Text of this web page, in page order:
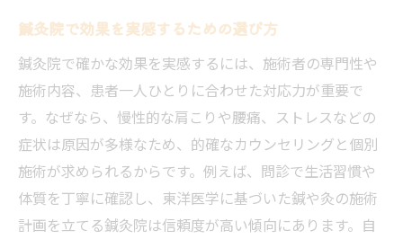
鍼灸院で効果を実感するための選び方
鍼灸院で確かな効果を実感するには、施術者の専門性や
施術内容、患者一人ひとりに合わせた対応力が重要で
す。なぜなら、慢性的な肩こりや腰痛、ストレスなどの
症状は原因が多様なため、的確なカウンセリングと個別
施術が求められるからです。例えば、問診で生活習慣や
体質を丁寧に確認し、東洋医学に基づいた鍼や灸の施術
計画を立てる鍼灸院は信頼度が高い傾向にあります。自